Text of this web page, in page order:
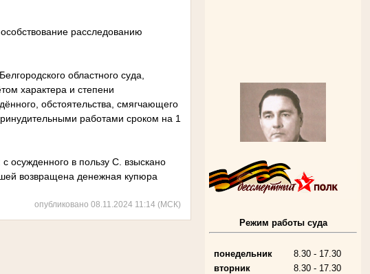
Алферьев Сергей Григорьевич
Участник Великой Отечественной войны
народного суда
в период с 1954 по 1982 гг.
Режим работы суда
понедельник
8.30 - 17.30
вторник
8.30 - 17.30
расследованию
областного суда,
характера и степени
обстоятельства, смягчающего
работами сроком на 1
осужденного в пользу С. взыскано
возвращена денежная купюра
опубликовано 08.11.2024 11:14 (МСК)